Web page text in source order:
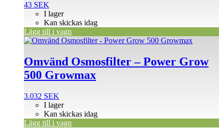
43 SEK
I lager
Kan skickas idag
Lägg till i vagn
Omvänd Osmosfilter – Power Grow
500 Growmax
3.032 SEK
I lager
Kan skickas idag
Lägg till i vagn